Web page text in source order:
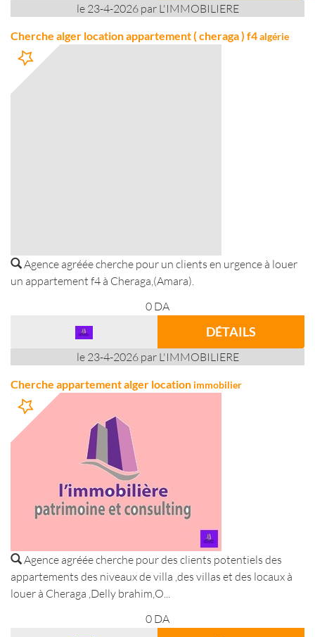
le 23-4-2026 par L'IMMOBILIERE
Cherche alger location appartement ( cheraga ) f4algérie
Agence agréée cherche pour un clients en urgence à louer
un appartement f4 à Cheraga,(Amara).
0 DA
DÉTAILS
le 23-4-2026 par L'IMMOBILIERE
Cherche appartement alger location immobilier
Agence agréée cherche pour des clients potentiels des
appartements des niveaux de villa ,des villas et des locaux à
louer à Cheraga ,Delly brahim,O...
0 DA